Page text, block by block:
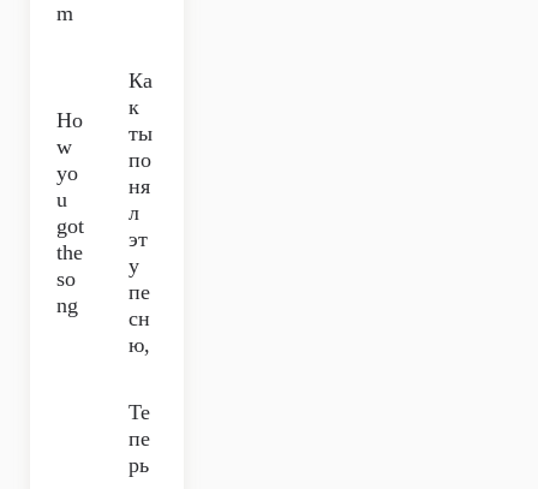
m
Ho
w
yo
u
got
the
so
ng
Ка
к
ты
по
ня
л
эт
у
пе
сн
ю,
Те
пе
рь